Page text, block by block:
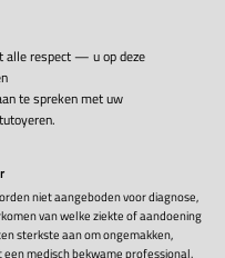
alle respect — u op deze
te spreken met uw
niet aangeboden voor diagnose,
van welke ziekte of aandoening
sterkste aan om ongemakken,
medisch bekwame professional.